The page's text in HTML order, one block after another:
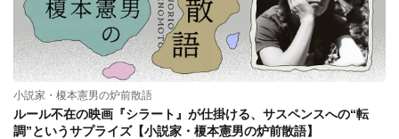
小説家・榎本憲男の炉前散語
ルール不在の映画『シラート』が仕掛ける、サスペンスへの“転
調”というサプライズ【小説家・榎本憲男の炉前散語】